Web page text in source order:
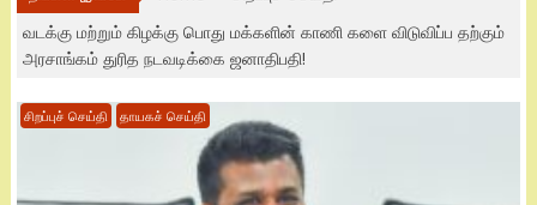
வடக்கு மற்றும் கிழக்கு பொது மக்களின் காணி களை விடுவிப்ப தற்கும்
அரசாங்கம் துரித நடவடிக்கை ஜனாதிபதி!
சிறப்புச் செய்தி தாயகச் செய்தி